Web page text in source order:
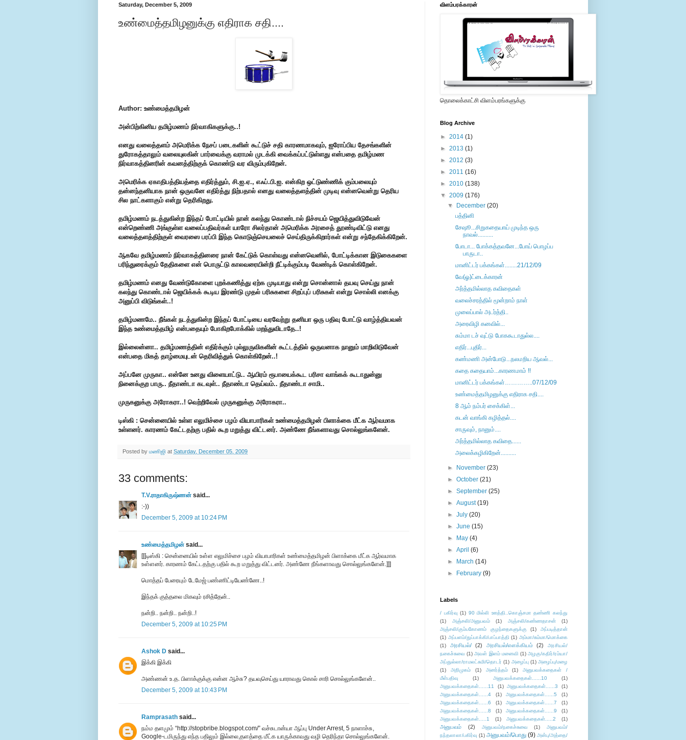
Saturday, December 5, 2009
உண்மைத்தமிழனுக்கு எதிராக சதி....
Author: உண்மைத்தமிழன்
அன்பிற்கினிய தமிழ்மணம் நிர்வாகிகளுக்கு..!
எனது வலைத்தளம் அமெரிக்க நேசப் படைகளின் கூட்டுச் சதி காரணமாகவும், ஐரோப்பிய தேசங்களின்
துரோகத்தாலும் வலையுலகின் பார்வைக்கு வராமல் முடக்கி வைக்கப்பட்டுள்ளது என்பதை தமிழ்மண
நிர்வாகத்தினரின் கவனத்திற்குக் கொண்டு வர விரும்புகிறேன்.
அமெரிக்க ஏகாதிபத்தியத்தை எதிர்த்தும், சி.ஐ.ஏ., எஃப்.பி.ஐ. என்கிற ஒட்டுண்ணிக் கும்பலையும்
தன்னந்தனியாக நான் ஒருவனே எதிர்த்து நிற்பதால் எனது வலைத்தளத்தின் முடிவு என்னவென்று தெரிய
சில நாட்களாகும் என்று தெரிகிறது.
தமிழ்மணம் நடத்துகின்ற இந்தப் போட்டியில் நான் கலந்து கொண்டால் நிச்சயம் ஜெயித்துவிடுவேன்
என்றெண்ணி அங்குள்ள வலைப்பதிவர்கள் யாரோ சிலர்தான் அமெரிக்க அரசைத் தூண்டிவிட்டு எனது
வலைத்தளத்திற்குள் வைரஸை பரப்பி இந்த கொடுஞ்செயலைச் செய்திருக்கிறார்கள் என்று சந்தேகிக்கிறேன்.
ஆகவே தமிழ்மணம் நிர்வாகத்தினரை நான் கேட்டுக் கொள்வது என்னவெனில், போட்டிக்கான இடுகைகளை
பரிந்துரைக்கும் தேதிகளை என் பொருட்டு காலவரையின்றி நீட்டிக்கும்படி வேண்டிக் கொள்கிறேன்.
தமிழ்மணம் எனது வேண்டுகோளை புறக்கணித்து ஏற்க முடியாது என்று சொன்னால் தயவு செய்து நான்
கலந்து கொண்டால் ஜெயிக்கக் கூடிய இரண்டு முதல் பரிசுகளை சிறப்புப் பரிசுகள் என்று சொல்லி எனக்கு
அனுப்பி விடுங்கள்..!
தமிழ்மணமே.. நீங்கள் நடத்துகின்ற இந்தப் போட்டியை வரவேற்று தனியா ஒரு பதிவு போட்டு வாழ்த்தியவன்
இந்த உண்மைத்தமிழ் என்பதையும் போகிறபோக்கில் மறந்துவிடாதே..!
இல்லைன்னா.. தமிழ்மணத்தின் எதிர்க்கும் புல்லுருவிகளின் கூட்டத்தில் ஒருவனாக நானும் மாறிவிடுவேன்
என்பதை மிகத் தாழ்மையுடன் தெரிவித்துக் கொள்கிறேன்..!
அப்பனே முருகா.. என்னே உனது விளையாட்டு.. ஆயிரம் ரூபாயைக்கூட பரிசா வாங்கக் கூடாதுன்னு
நினைக்குற பாரு.. நீதாண்டா கடவுள்.. நீதாண்டா தெய்வம்.. நீதாண்டா சாமி..
முருகனுக்கு அரோகரா..! வெற்றிவேல் முருகனுக்கு அரோகரா..
டிஸ்கி : சென்னையில் உள்ள எலுமிச்சை பழம் வியாபாரிகள் உண்மைத்தமிழன் பிளாக்கை மீட்க ஆர்வமாக
உள்ளனர். காரணம் கேட்டதற்கு பதில் கூற மறுத்து விட்டனர். அண்ணே நீங்களாவது சொல்லுங்களேன்.
Posted by மணிஜி at Saturday, December 05, 2009
33 comments:
T.V.ராதாகிருஷ்ணன் said...
:-))
December 5, 2009 at 10:24 PM
உண்மைத்தமிழன் said...
[[[டிஸ்கி : சென்னையில் உள்ள எலுமிச்சை பழம் வியாபாரிகள் உண்மைத்தமிழன் பிளாக்கை மீட்க ஆர்வமாக
உள்ளனர். காரணம் கேட்டதற்கு பதில் கூற மறுத்து விட்டனர். அண்ணே நீங்களாவது சொல்லுங்களேன்.]]]
மொத்தப் பேரையும் டேமேஜ் பண்ணிட்டியேண்ணே..!
இந்தக் குத்தலை மிகவும் ரசித்தேன்..
நன்றி.. நன்றி.. நன்றி..!
December 5, 2009 at 10:25 PM
Ashok D said...
இக்கி இக்கி
அண்ணன் உ.த. பிளாக்குக்கு என்ன ஆச்சு? தயவுசெய்து யாராவது கொல் சாரி சொல்லுங்களேன்..
December 5, 2009 at 10:43 PM
Ramprasath said...
நம்ம தளமும் “http://stopbribe.blogspot.com/” வச்சுடான்யா ஆப்பு Under Arrest, 5 நாளாச்சு,
Google-டமிருந்து எந்த பதிலும் இல்லை,தளத்தை மீட்க யாருக்காவது வழி தெரிந்தா சொல்லுங்களேன்.
விளம்பரக்காரன்
தொலைக்காட்சி விளம்பரங்களுக்கு
Blog Archive
► 2014 (1)
► 2013 (1)
► 2012 (3)
► 2011 (16)
► 2010 (138)
▼ 2009 (176)
▼
December(20)
பத்தினி
சேஷூ...சிறுகதையாய் முடிந்த ஒரு
நாவல்..........
போடா... போக்கத்தவனே...போய் பொழப்ப
பாருடா..
மானிட்டர் பக்கங்கள்........21/12/09
வே(ஓ)ட்டைக்காரன்
அர்த்தமில்லாத கவிதைகள்
வலைச்சரத்தில் மூன்றாம் நாள்
முலைப்பால் அடர்த்தி..
அரைவிழி கனவில்...
சும்மா டச் வுட்டு போககூடாதுல்ல....
எதிர்...புதிர்...
கண்மணி அன்போடு...நலமறிய ஆவல்...
கதை கதையாம்...காரணமாம் !!
மானிட்டர் பக்கங்கள்…………..07/12/09
உண்மைத்தமிழனுக்கு எதிராக சதி....
8 ஆம் நம்பர் சைக்கிள்...
கடன் வாங்கி கழித்தல்....
சாருவும், நானும்....
அர்த்தமில்லாத கவிதை......
அலைக்கழிகிறேன்..........
► November(23)
►October(21)
►September(25)
►August(19)
►July(20)
►June(15)
►
May(4)
►April(6)
►
March(14)
►
February(9)
Labels
/ பகிர்வு (1) 90 மில்லி ஊத்தி..கொஞ்சமா தண்ணி கலந்து
(1)
அஞ்சலி/அனுபவம் (1) அஞ்சலி/கண்ணதாசன்
(1)
அஞ்சலி/கும்பகோணம் குழந்தைகளுக்கு
(1)
அப்படித்தான்
(1) அப்பளம்/துப்பாக்கி/பாப்பாத்தி (1) அம்மா/சும்மா/மொக்கை
(1)
அரசியல்/ (2) அரசியல்/எளக்கியம் (2)
அரசியல்/
நகைச்சுவை (1) அவள் இளம் மனைவி (1) அழகு/கதிர்/ரம்யா/
அப்துல்லா/ராமலட்சுமி/தொடர் (1) அழைப்பு (1) அழைப்பு/மழை
(1)
அறிமுகம் (1) அனர்த்தம் (1)
அனுபவக்கதைகள் /
மீள்பதிவு
(1) அனுபவக்கதைகள்......10
(1)
அனுபவக்கதைகள்......11
(1) அனுபவக்கதைகள்......3
(1)
அனுபவக்கதைகள்......4
(1) அனுபவக்கதைகள்......5
(1)
அனுபவக்கதைகள்......6
(1) அனுபவக்கதைகள்......7
(1)
அனுபவக்கதைகள்......8
(1) அனுபவக்கதைகள்......9
(1)
அனுபவக்கதைகள்.....1
(1) அனுபவக்கதைகள்.....2 (1)
அனுபவம் (2) அனுபவம்/நகைச்சுவை (1)
அனுபவம்/
நந்தலாலா/பகிர்வு (1) அனுபவம்/பொது (9) அன்பு/அத்தை/